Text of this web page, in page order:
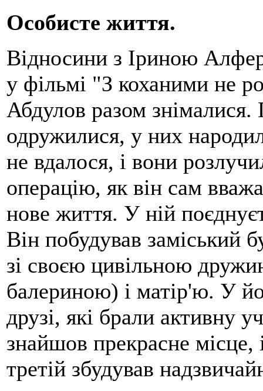
Особисте життя.
Відносини з Іриною
у фільмі "З коханими не
Абдулов разом знімалися.
одружилися, у них
не вдалося, і вони
операцію, як він сам
нове життя. У ній
Він побудував заміський
зі своєю цивільною
балериною) і матір'ю. У
друзі, які брали активну
знайшов прекрасне
третій збудував